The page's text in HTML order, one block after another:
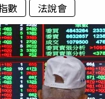
數 法說會